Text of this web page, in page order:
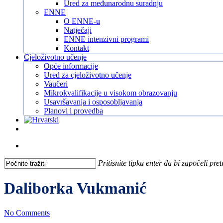
Ured za međunarodnu suradnju
ENNE
O ENNE-u
Natječaji
ENNE intenzivni programi
Kontakt
Cjeloživotno učenje
Opće informacije
Ured za cjeloživotno učenje
Vaučeri
Mikrokvalifikacije u visokom obrazovanju
Usavršavanja i osposobljavanja
Planovi i provedba
Pritisnite tipku enter da bi započeli
Search
Daliborka Vukmanić
No Comments